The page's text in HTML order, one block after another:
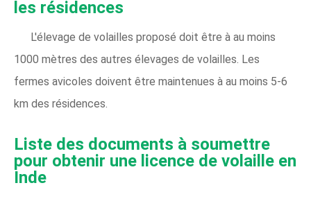
les résidences
L'élevage de volailles proposé doit être à au moins
1000 mètres des autres élevages de volailles. Les
fermes avicoles doivent être maintenues à au moins 5-6
km des résidences.
Liste des documents à soumettre
pour obtenir une licence de volaille en
Inde